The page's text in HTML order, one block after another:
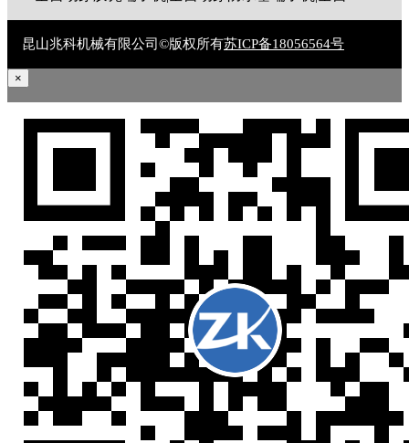
昆山兆科机械有限公司©版权所有苏ICP备18056564号
×